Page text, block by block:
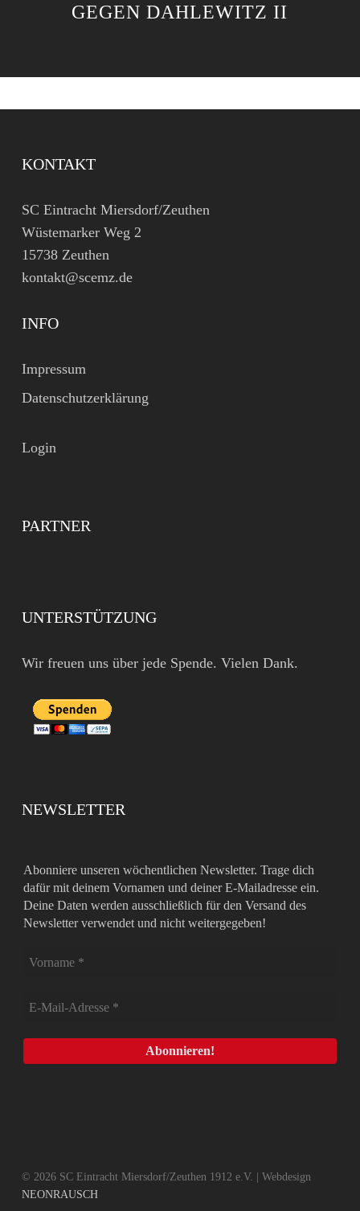
EGEN DAHLEWITZ II
KONTAKT
SC Eintracht Miersdorf/Zeuthen
Wüstemarker Weg 2
15738 Zeuthen
kontakt@scemz.de
INFO
Impressum
Datenschutzerklärung
Login
PARTNER
UNTERSTÜTZUNG
Wir freuen uns über jede Spende. Vielen Dank.
NEWSLETTER
Abonniere unseren wöchentlichen Newsletter. Trage dich
dafür mit deinem Vornamen und deiner E-Mailadresse ein.
Deine Daten werden ausschließlich für den Versand des
Newsletter verwendet und nicht weitergegeben!
© 2026 SC Eintracht Miersdorf/Zeuthen 1912 e.V. | Webdesign
NEONRAUSCH